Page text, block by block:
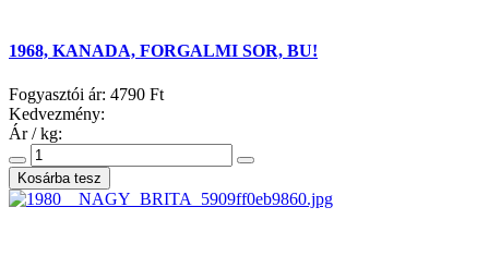
1968, KANADA, FORGALMI SOR, BU!
Fogyasztói ár: 4790 Ft
Kedvezmény:
Ár / kg: